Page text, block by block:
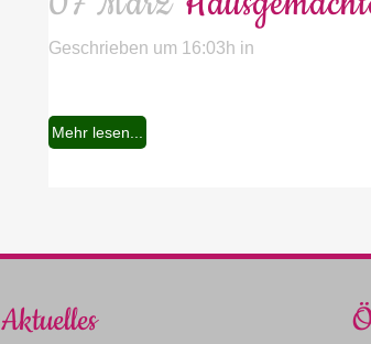
Geschrieben um 16:03h in
Mehr lesen...
Aktuelles